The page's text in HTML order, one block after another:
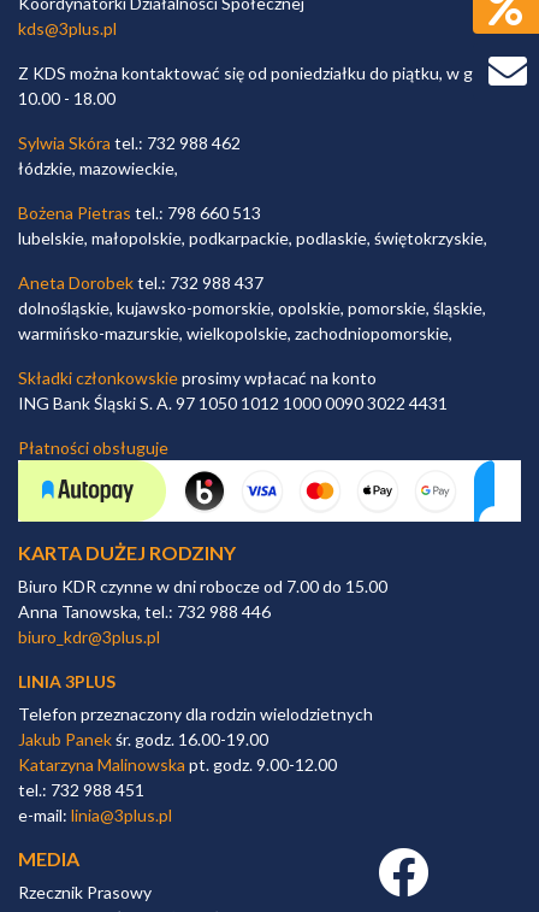
kds@3plus.pl
Z KDS można kontaktować się od poniedziałku do piątku, w godz.
10.00 - 18.00
Sylwia Skóra tel.: 732 988 462
łódzkie, mazowieckie,
Bożena Pietras tel.: 798 660 513
lubelskie, małopolskie, podkarpackie, podlaskie, świętokrzyskie,
Aneta Dorobektel.: 732 988 437
dolnośląskie, kujawsko-pomorskie, opolskie, pomorskie, śląskie,
warmińsko-mazurskie, wielkopolskie, zachodniopomorskie,
Składki członkowskieprosimy wpłacać na konto
ING Bank Śląski S. A. 97 1050 1012 1000 0090 3022 4431
Płatności obsługuje
KARTA DUŻEJ RODZINY
Biuro KDR czynne w dni robocze od 7.00 do 15.00
Anna Tanowska, tel.: 732 988 446
biuro_kdr@3plus.pl
LINIA 3PLUS
Telefon przeznaczony dla rodzin wielodzietnych
Jakub Panekśr. godz. 16.00-19.00
Katarzyna Malinowska pt. godz. 9.00-12.00
tel.: 732 988 451
e-mail: linia@3plus.pl
MEDIA
Rzecznik Prasowy
Facebook link